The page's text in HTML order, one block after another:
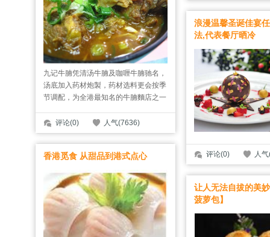
九记牛腩凭清汤牛腩及咖喱牛腩驰名，
汤底加入药材炮製，药材选料更会按季
节调配，为全港最知名的牛腩麵店之一
评论(0) 人气(7636)
浪漫温馨圣诞佳宴
法,代表餐厅晒冷
评论(0) 人
香港觅食 从甜品到港式点心
让人无法自拔的美
菠萝包】